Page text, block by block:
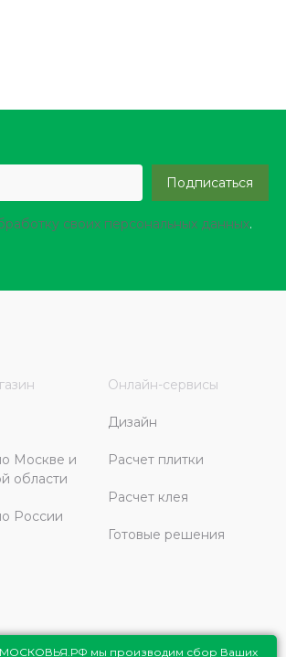
своих персональных данных.
Москве и
области
России
Онлайн-сервисы
Дизайн
Расчет плитки
Расчет клея
Готовые решения
мы производим сбор Ваших